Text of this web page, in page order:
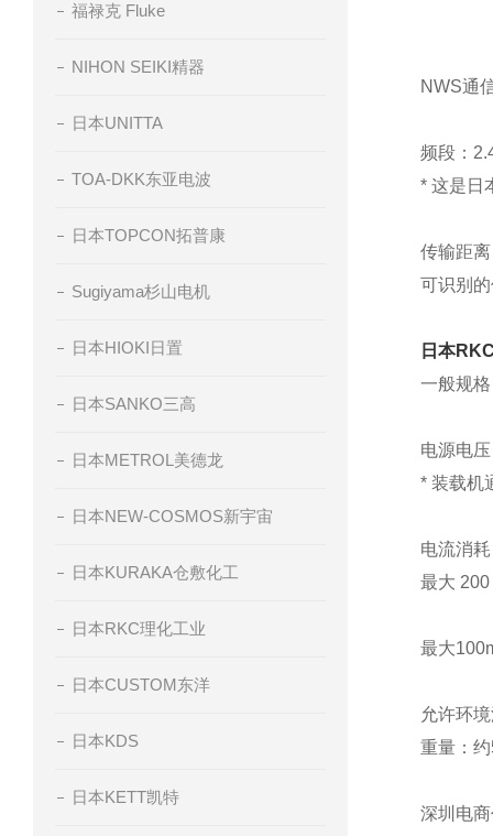
福禄克 Fluke
NIHON SEIKI精器
日本UNITTA
TOA-DKK东亚电波
日本TOPCON拓普康
Sugiyama杉山电机
日本HIOKI日置
日本SANKO三高
日本METROL美德龙
日本NEW-COSMOS新宇宙
日本KURAKA仓敷化工
日本RKC理化工业
日本CUSTOM东洋
日本KDS
日本KETT凯特
NWS通
频段：
* 这是日
传输距
可识别
日本
一般规格
电源电
* 装载机
电流消
最大
最大
允许环
重量：
深圳电